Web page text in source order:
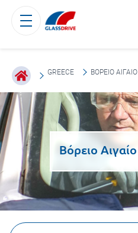
GREECE ΒΌΡΕΙΟ ΑΙΓΑΊΟ
Βόρειο Αιγαίο